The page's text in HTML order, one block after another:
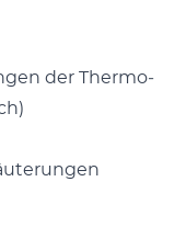
der Ther­mo­